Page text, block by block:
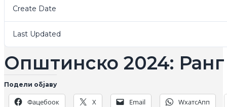
Create Date
Last Updated
Општинско 2024:
Подели објаву
Фацебоок X Email WхатсАпп